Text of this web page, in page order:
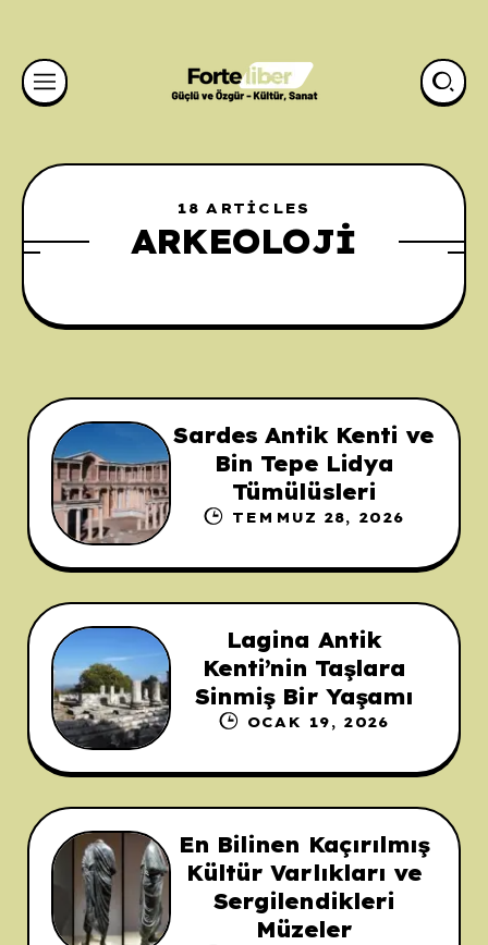
ARKEOLOJI
18 ARTICLES
Sardes Antik Kenti ve
Bin Tepe Lidya
Tümülüsleri
TEMMUZ 28, 2026
Lagina Antik
Kenti’nin Taşlara
Sinmiş Bir Yaşamı
OCAK 19, 2026
En Bilinen Kaçırılmış
Kültür Varlıkları ve
Sergilendikleri
Müzeler